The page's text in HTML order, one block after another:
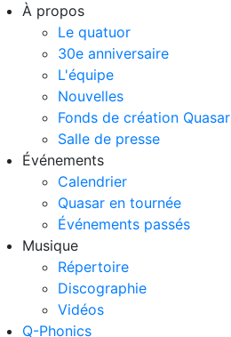
À propos
Le quatuor
30e anniversaire
L'équipe
Nouvelles
Fonds de création Quasar
Salle de presse
Événements
Calendrier
Quasar en tournée
Événements passés
Musique
Répertoire
Discographie
Vidéos
Q-Phonics